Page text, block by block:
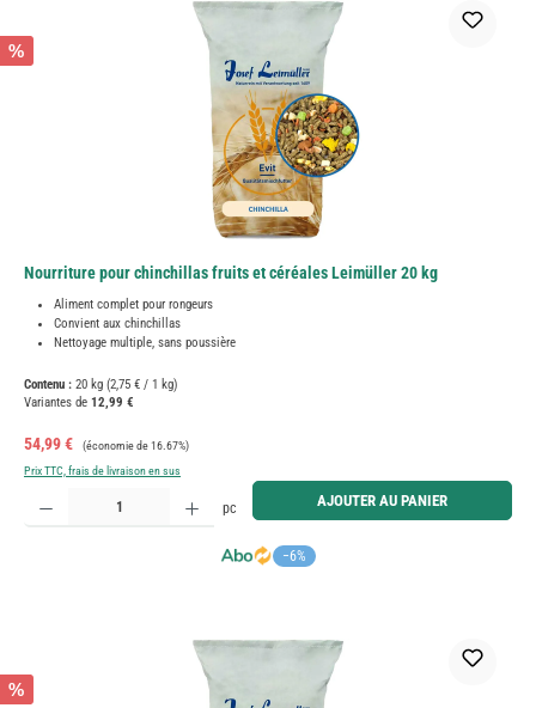
%
Nourriture pour chinchillas fruits et céréales Leimüller 20 kg
Aliment complet pour rongeurs
Convient aux chinchillas
Nettoyage multiple, sans poussière
Contenu : 20 kg (2,75 € / 1 kg)
Variantes de 12,99 €
Prix de vente :
54,99 € Prix régulier :
(économie de 16.67%)
Prix TTC, frais de livraison en sus
−6%
Quantité de produit : Entrez la quantité souhaitée ou utilisez les boutons pour augmenter ou
pc AJOUTER AU PANIER
%